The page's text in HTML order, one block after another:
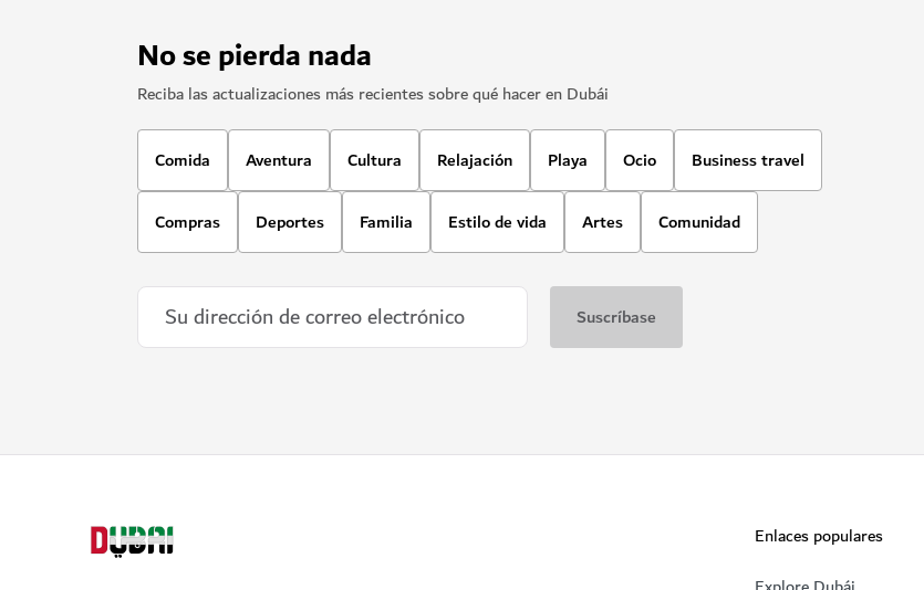
No se pierda nada
Reciba las actualizaciones más recientes sobre qué hacer en Dubái
Comida Aventura Cultura Relajación Playa Ocio Business travel
Compras Deportes Familia Estilo de vida Artes Comunidad
Enlaces populares